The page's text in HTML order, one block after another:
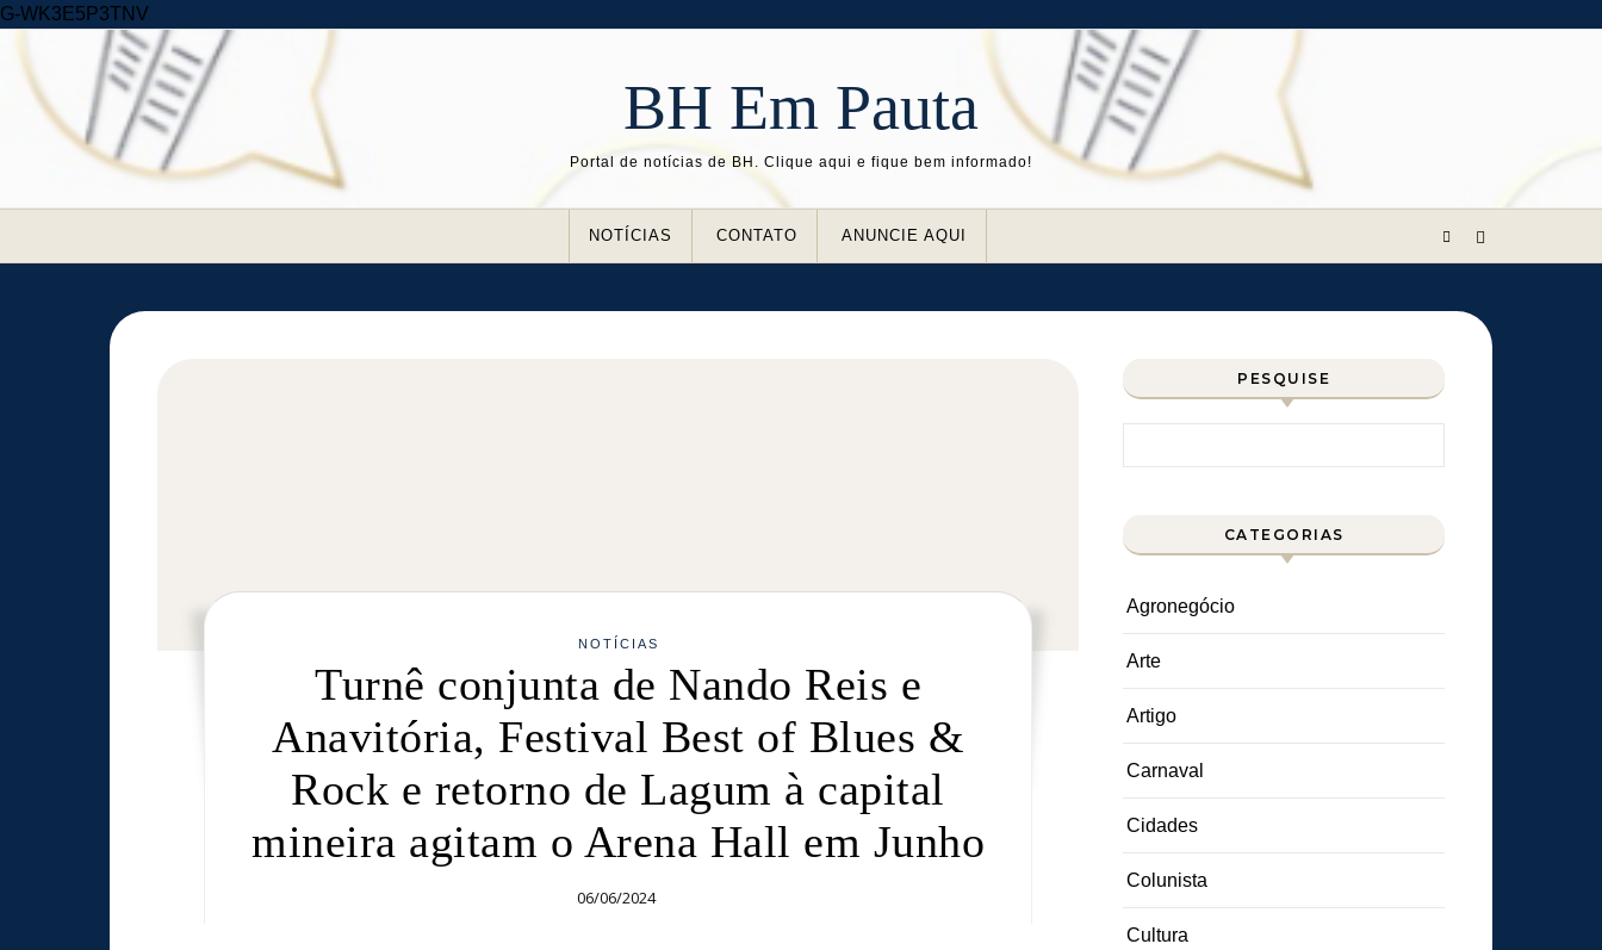
G-WK3E5P3TNVSkip to content
BH Em Pauta
Portal de notícias de BH. Clique aqui e fique bem informado!
NOTÍCIAS CONTATO ANUNCIE AQUI
NOTÍCIAS
Turnê conjunta de Nando Reis e
Anavitória, Festival Best of Blues &
Rock e retorno de Lagum à capital
mineira agitam o Arena Hall em Junho
06/06/2024
PESQUISE
CATEGORIAS
Agronegócio
Arte
Artigo
Carnaval
Cidades
Colunista
Cultura